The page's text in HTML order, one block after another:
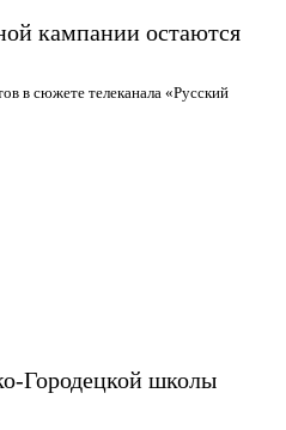
кампании остаются
в сюжете телеканала «Русский
Городецкой школы